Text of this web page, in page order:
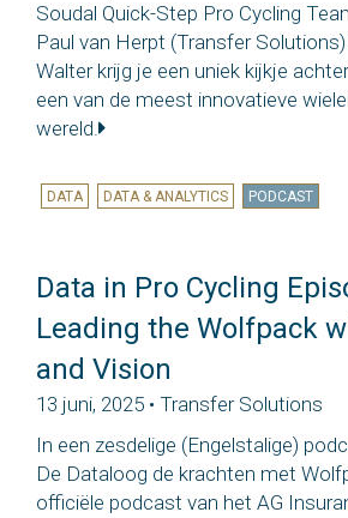
Soudal Quick-Step Pro Cycling
Paul van Herpt (Transfer
Walter krijg je een uniek kijkje
een van de meest innovatieve
wereld.
DATA DATA & ANALYTICS PODCAST
Data in Pro Cycling
Leading the Wolfpack
and Vision
13 juni, 2025 • Transfer Solutions
In een zesdelige (Engelstalige)
De Dataloog de krachten met
officiële podcast van het AG